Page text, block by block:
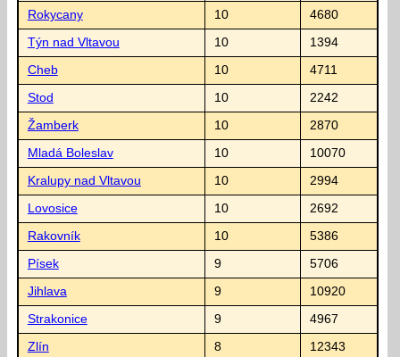
Rokycany 10 4680
Týn nad Vltavou 10 1394
Cheb 10 4711
Stod 10 2242
Žamberk 10 2870
Mladá Boleslav 10 10070
Kralupy nad Vltavou 10 2994
Lovosice 10 2692
Rakovník 10 5386
Písek 9 5706
Jihlava 9 10920
Strakonice 9 4967
Zlín 8 12343